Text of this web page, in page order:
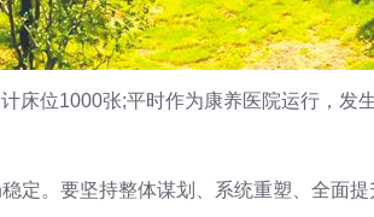
位1000张;平时作为康养医院运行，发
定。要坚持整体谋划、系统重塑、全面